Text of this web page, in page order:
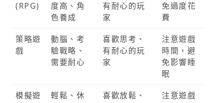
(RPG)
度高、角
色養成
有耐心的玩
家
免過度花
費
策略遊
戲
動腦、考
驗戰略、
需要耐心
喜歡思考、
有耐心的玩
家
注意遊戲
時間，避
免影響睡
眠
模擬遊
輕鬆、休
喜歡放鬆、
注意遊戲